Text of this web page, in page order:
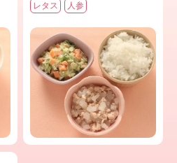
レタス 人参